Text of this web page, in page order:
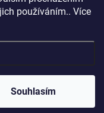
používáním.. Více
Souhlasím
práva vyhrazena.